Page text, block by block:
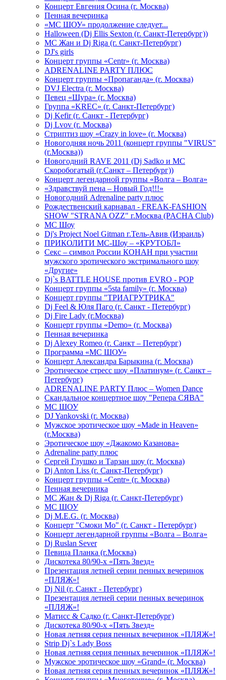
Концерт Евгения Осина (г. Москва)
Пенная вечеринка
«МС ШОУ» продолжение следует...
Halloween (Dj Ellis Sexton (г. Санкт-Петербург))
МС Жан и Dj Riga (г. Санкт-Петербург)
DJ's girls
Концерт группы «Centr» (г. Москва)
ADRENALINE PARTY ПЛЮС
Концерт группы «Пропаганда» (г. Москва)
DVJ Electra (г. Москва)
Певец «Шура» (г. Москва)
Группа «KREC» (г. Санкт-Петербург)
Dj Kefir (г. Санкт - Петербург)
Dj Lvov (г. Москва)
Стриптиз шоу «Crazy in love» (г. Москва)
Новогодняя ночь 2011 (концерт группы "VIRUS"
(г.Москва))
Новогодний RAVE 2011 (Dj Sadko и MC
Скоробогатый (г.Санкт – Петербург))
Концерт легендарной группы «Волга – Волга»
«Здравствуй пена – Новый Год!!!»
Новогодний Adrenaline party плюс
Рождественский карнавал - FREAK-FASHION
SHOW "STRANA OZZ" г.Москва (PACHA Club)
MC Шоу
Dj's Project Noel Gitman г.Тель-Авив (Израиль)
ПРИКОЛИТИ МС-Шоу – «КРУТОБЛ»
Секс – символ России КОНАН при участии
мужского эротического экстримального шоу
«Другие»
Dj`s BATTLE HOUSE против EVRO - POP
Концерт группы «5sta family» (г. Москва)
Концерт группы "ТРИАГРУТРИКА"
Dj Feel & Юля Паго (г. Санкт - Петербург)
Dj Fire Lady (г.Москва)
Концерт группы «Demo» (г. Москва)
Пенная вечеринка
Dj Alexey Romeo (г. Санкт – Петербург)
Программа «МС ШОУ»
Концерт Александра Барыкина (г. Москва)
Эротическое стресс шоу «Платинум» (г. Санкт –
Петербург)
ADRENALINE PARTY Плюс – Women Dance
Скандальное концертное шоу "Репера СЯВА"
МС ШОУ
DJ Yankovski (г. Москва)
Мужское эротическое шоу «Made in Heaven»
(г.Москва)
Эротическое шоу «Джакомо Казанова»
Adrenaline party плюс
Сергей Глушко и Тарзан шоу (г. Москва)
Dj Anton Liss (г. Санкт-Петербург)
Концерт группы «Centr» (г. Москва)
Пенная вечерника
МС Жан & Dj Riga (г. Санкт-Петербург)
МС ШОУ
Dj M.E.G. (г. Москва)
Концерт "Смоки Мо" (г. Санкт - Петербург)
Концерт легендарной группы «Волга – Волга»
Dj Ruslan Sever
Певица Планка (г.Москва)
Дискотека 80/90-х «Пять Звезд»
Презентация летней серии пенных вечеринок
«ПЛЯЖ»!
Dj Nil (г. Санкт - Петербург)
Презентация летней серии пенных вечеринок
«ПЛЯЖ»!
Матисс & Садко (г. Санкт-Петербург)
Дискотека 80/90-х «Пять Звезд»
Новая летняя серия пенных вечеринок «ПЛЯЖ»!
Strip Dj`s Lady Boss
Новая летняя серия пенных вечеринок «ПЛЯЖ»!
Мужское эротическое шоу «Grand» (г. Москва)
Новая летняя серия пенных вечеринок «ПЛЯЖ»!